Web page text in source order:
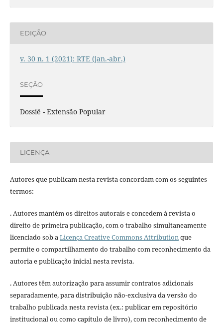
EDIÇÃO
v. 30 n. 1 (2021): RTE (jan.-abr.)
SEÇÃO
Dossiê - Extensão Popular
LICENÇA
Autores que publicam nesta revista concordam com os seguintes
termos:
. Autores mantém os direitos autorais e concedem à revista o
direito de primeira publicação, com o trabalho simultaneamente
licenciado sob aLicença Creative Commons Attributionque
permite o compartilhamento do trabalho com reconhecimento da
autoria e publicação inicial nesta revista.
. Autores têm autorização para assumir contratos adicionais
separadamente, para distribuição não-exclusiva da versão do
trabalho publicada nesta revista (ex.: publicar em repositório
institucional ou como capítulo de livro), com reconhecimento de